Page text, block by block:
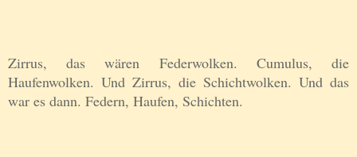
Zirrus, das wären Federwolken. Cumulus, die
Haufenwolken. Und Zirrus, die Schichtwolken. Und das
war es dann. Federn, Haufen, Schichten.